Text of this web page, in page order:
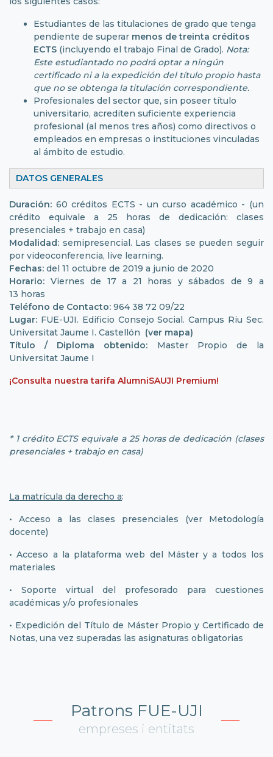
Estudiantes de las titulaciones de grado que tenga
pendiente de superar menos de treinta créditos
ECTS (incluyendo el trabajo Final de Grado). Nota:
Este estudiantado no podrá optar a ningún
certificado ni a la expedición del título propio hasta
que no se obtenga la titulación correspondiente.
Profesionales del sector que, sin poseer título
universitario, acrediten suficiente experiencia
profesional (al menos tres años) como directivos o
empleados en empresas o instituciones vinculadas
al ámbito de estudio.
DATOS GENERALES
Duración: 60 créditos ECTS - un curso académico - (un
crédito equivale a 25 horas de dedicación: clases
presenciales + trabajo en casa)
Modalidad: semipresencial. Las clases se pueden seguir
por videoconferencia, live learning.
Fechas: del 11 octubre de 2019 a junio de 2020
Horario: Viernes de 17 a 21 horas y sábados de 9 a
13 horas
Teléfono de Contacto: 964 38 72 09/22
Lugar: FUE-UJI. Edificio Consejo Social. Campus Riu Sec.
Universitat Jaume I. Castellón (ver mapa)
Título / Diploma obtenido: Master Propio de la
Universitat Jaume I
¡Consulta nuestra tarifa AlumniSAUJI Premium!
* 1 crédito ECTS equivale a 25 horas de dedicación (clases
presenciales + trabajo en casa)
La matrícula da derecho a:
• Acceso a las clases presenciales (ver Metodología
docente)
•Acceso a la plataforma web del Máster y a todos los
materiales
• Soporte virtual del profesorado para cuestiones
académicas y/o profesionales
• Expedición del Título de Máster Propio y Certificado de
Notas, una vez superadas las asignaturas obligatorias
Patrons FUE-UJI
empreses i entitats